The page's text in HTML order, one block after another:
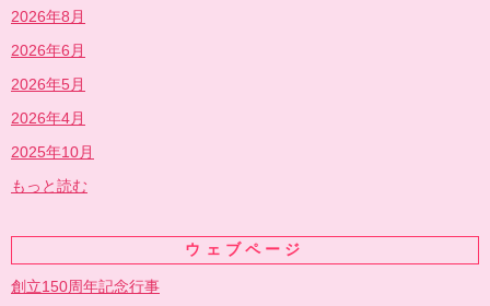
2026年8月
2026年6月
2026年5月
2026年4月
2025年10月
もっと読む
ウェブページ
創立150周年記念行事